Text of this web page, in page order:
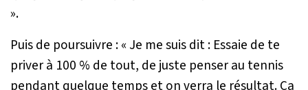
».
Puis de poursuivre : « Je me suis dit : Essaie de te
priver à 100 % de tout, de juste penser au tennis
pendant quelque temps et on verra le résultat. Ça